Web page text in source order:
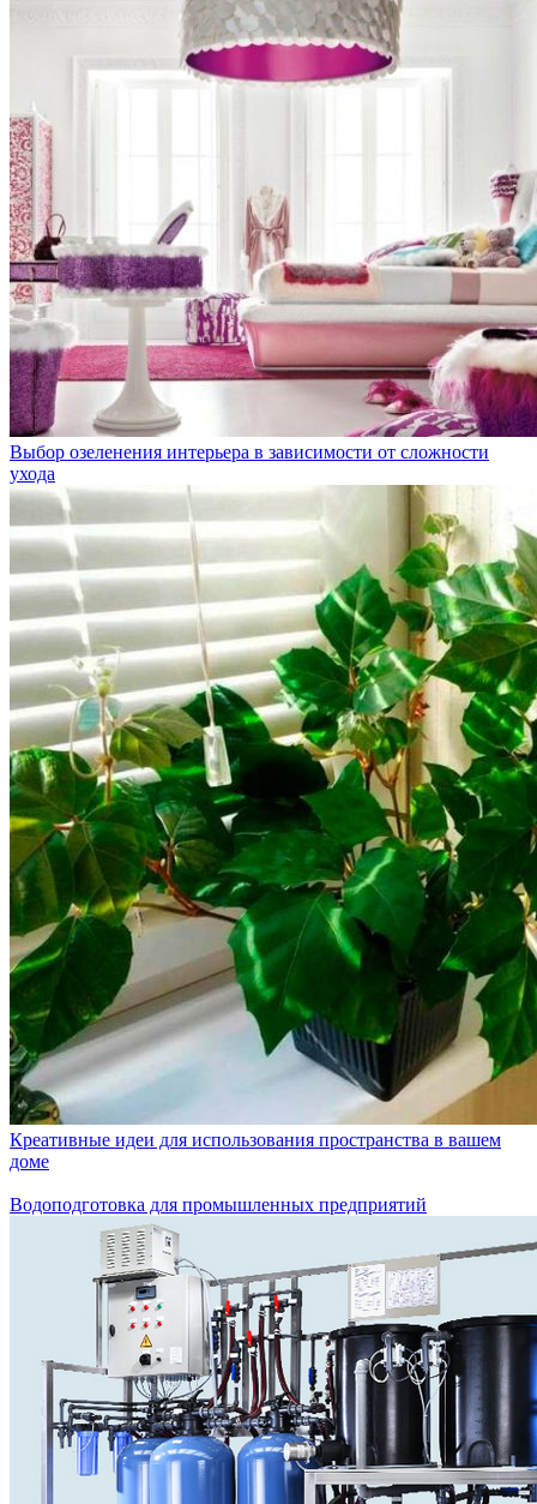
Выбор озеленения интерьера в зависимости от сложности
ухода
Креативные идеи для использования пространства в вашем
доме
Водоподготовка для промышленных предприятий